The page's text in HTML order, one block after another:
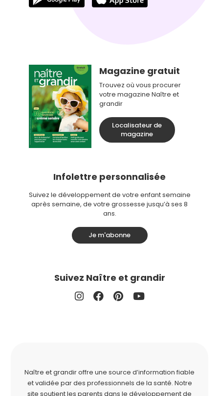
Magazine gratuit
Trouvez où vous procurer
votre magazine Naître et
grandir
Localisateur de
magazine
Infolettre personnalisée
Suivez le développement de votre enfant semaine
après semaine, de votre grossesse jusqu’à ses 8
ans.
Je m'abonne
Suivez Naître et grandir
Naître et grandir offre une source d’information fiable
et validée par des professionnels de la santé. Notre
site soutient les parents dans le développement de